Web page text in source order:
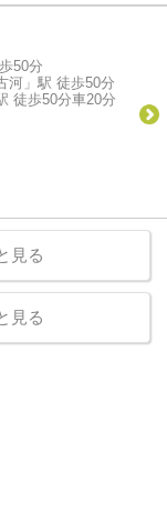
50分
河」駅 徒歩50分
徒歩50分車20分
見る
見る